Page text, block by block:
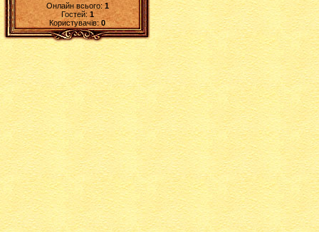
Онлайн всього:1
Гостей:1
Користувачів:0